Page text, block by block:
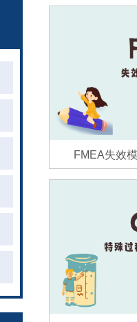
FMEA失效